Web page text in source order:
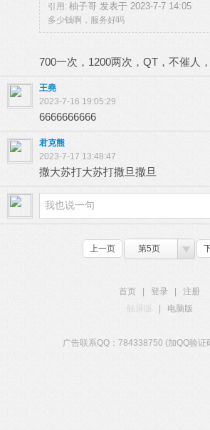
引用: 柚子哥 发表于 2023-7-7 14:05
多少钱啊，服务好吗
700一次，1200两次，QT，不催人
王堯
2023-7-16 19:05:29
6666666666
君克熊
2023-7-17 13:48:47
撒大苏打大苏打撒旦撒旦
上一页 第5页
首页 登录
注册
触屏版
电脑版
广告联系QQ：784338750 (加QQ验证